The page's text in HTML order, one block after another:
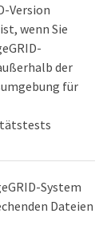
Version
wenn Sie
der
für
System
Dateien